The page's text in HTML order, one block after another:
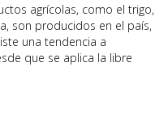
agrícolas, como el trigo,
son producidos en el país,
una tendencia a
que se aplica la libre